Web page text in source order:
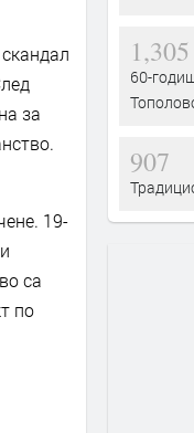
за
19-
са
по
1,305
60-
907